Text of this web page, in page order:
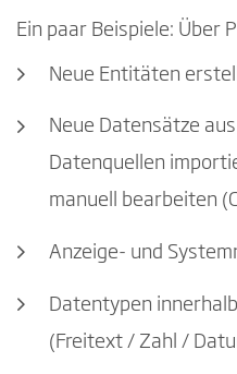
Ein paar Beispiele: Über
Neue Entitäten
Neue Datensätze
Datenquellen
manuell bearbeiten
Anzeige- und
Datentypen
(Freitext / Zahl /